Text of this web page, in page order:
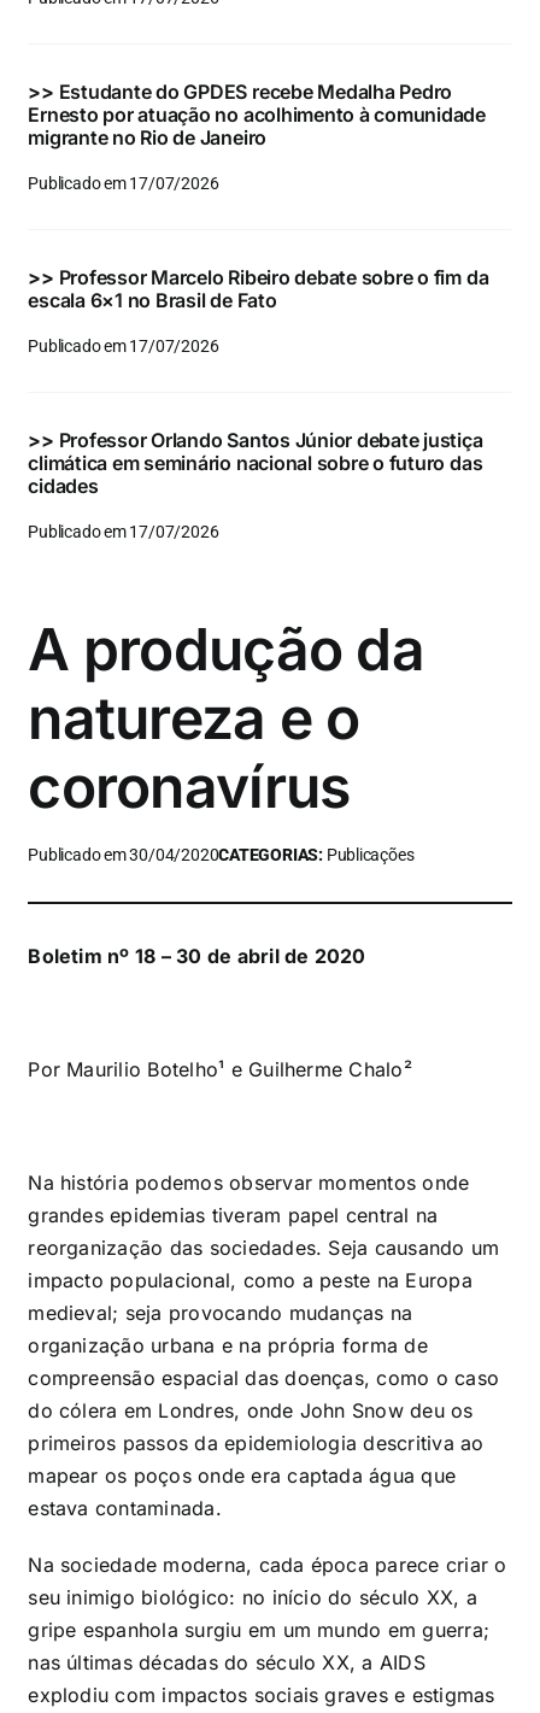
Eventos e Certificados
Buscar
para:
>> Estudante do GPDES recebe Medalha Pedro
Ernesto por atuação no acolhimento à comunidade
migrante no Rio de Janeiro
Publicado em 17/07/2026
>> Professor Marcelo Ribeiro debate sobre o fim da
escala 6×1 no Brasil de Fato
Publicado em 17/07/2026
>> Professor Orlando Santos Júnior debate justiça
climática em seminário nacional sobre o futuro das
cidades
Publicado em 17/07/2026
A produção da
natureza e o
coronavírus
Publicado em 30/04/2020CATEGORIAS: Publicações
Boletim nº 18 – 30 de abril de 2020
Por Maurilio Botelho¹ e Guilherme Chalo²
Na história podemos observar momentos onde
grandes epidemias tiveram papel central na
reorganização das sociedades. Seja causando um
impacto populacional, como a peste na Europa
medieval; seja provocando mudanças na
organização urbana e na própria forma de
compreensão espacial das doenças, como o caso
do cólera em Londres, onde John Snow deu os
primeiros passos da epidemiologia descritiva ao
mapear os poços onde era captada água que
estava contaminada.
Na sociedade moderna, cada época parece criar o
seu inimigo biológico: no início do século XX, a
gripe espanhola surgiu em um mundo em guerra;
nas últimas décadas do século XX, a AIDS
explodiu com impactos sociais graves e estigmas